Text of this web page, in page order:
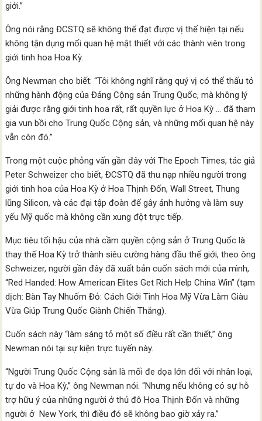
giới.”
Ông nói rằng ĐCSTQ sẽ không thể đạt được vị thế hiện tại nếu
không tận dụng mối quan hệ mật thiết với các thành viên trong
giới tinh hoa Hoa Kỳ.
Ông Newman cho biết: “Tôi không nghĩ rằng quý vị có thể thấu tỏ
những hành động của Đảng Cộng sản Trung Quốc, mà không lý
giải được rằng giới tinh hoa rất, rất quyền lực ở Hoa Kỳ … đã tham
gia vun bồi cho Trung Quốc Cộng sản, và những mối quan hệ này
vẫn còn đó.”
Trong một cuộc phỏng vấn gần đây với The Epoch Times, tác giả
Peter Schweizer cho biết, ĐCSTQ đã thu nạp nhiều người trong
giới tinh hoa của Hoa Kỳ ở Hoa Thịnh Đốn, Wall Street, Thung
lũng Silicon, và các đại tập đoàn để gây ảnh hưởng và làm suy
yếu Mỹ quốc mà không cần xung đột trực tiếp.
Mục tiêu tối hậu của nhà cầm quyền cộng sản ở Trung Quốc là
thay thế Hoa Kỳ trở thành siêu cường hàng đầu thế giới, theo ông
Schweizer, người gần đây đã xuất bản cuốn sách mới của mình,
“Red Handed: How American Elites Get Rich Help China Win” (tạm
dịch: Bàn Tay Nhuốm Đỏ: Cách Giới Tinh Hoa Mỹ Vừa Làm Giàu
Vừa Giúp Trung Quốc Giành Chiến Thắng).
Cuốn sách này “làm sáng tỏ một số điều rất cần thiết,” ông
Newman nói tại sự kiện trực tuyến này.
“Người Trung Quốc Cộng sản là mối đe dọa lớn đối với nhân loại,
tự do và Hoa Kỳ,” ông Newman nói. “Nhưng nếu không có sự hỗ
trợ hữu ý của những người ở thủ đô Hoa Thịnh Đốn và những
người ở New York, thì điều đó sẽ không bao giờ xảy ra.”